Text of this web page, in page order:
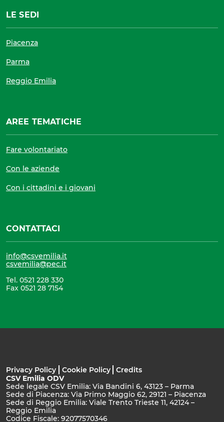
LE SEDI
Piacenza
Parma
Reggio Emilia
AREE TEMATICHE
Fare volontariato
Con le aziende
Con i cittadini e i giovani
CONTATTACI
info@csvemilia.it
csvemilia@pec.it
Tel. 0521 228 330
Fax 0521 28 7154
Privacy Policy Cookie Policy
Credits
CSV Emilia ODV
Sede legale CSV Emilia: Via Bandini 6, 43123 – Parma
Sede di Piacenza: Via Primo Maggio 62, 29121 – Piacenza
Sede di Reggio Emilia: Viale Trento Trieste 11, 42124 –
Reggio Emilia
Codice Fiscale: 92077570346